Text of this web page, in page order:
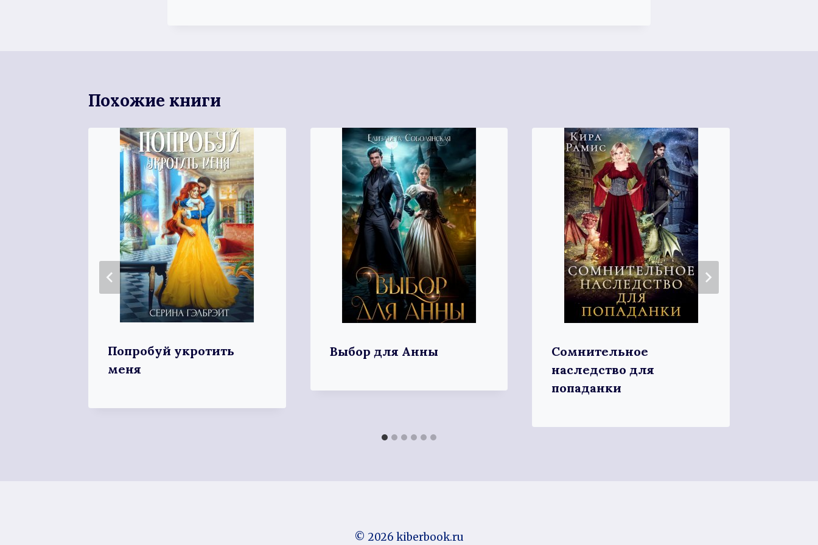
Похожие книги
Попробуй укротить
меня
Выбор для Анны
Сомнительное
наследство для
попаданки
© 2026 kiberbook.ru